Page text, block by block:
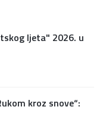
ljeta" 2026. u
kroz snove“: